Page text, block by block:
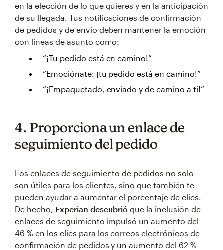
en la elección de lo que quieres y en la anticipación
de su llegada. Tus notificaciones de confirmación
de pedidos y de envío deben mantener la emoción
con líneas de asunto como:
“¡Tu pedido está en camino!”
“Emociónate: ¡tu pedido está en camino!”
“¡Empaquetado, enviado y de camino a ti!”
4. Proporciona un enlace de
seguimiento del pedido
Los enlaces de seguimiento de pedidos no solo
son útiles para los clientes, sino que también te
pueden ayudar a aumentar el porcentaje de clics.
De hecho, Experian descubrió que la inclusión de
enlaces de seguimiento impulsó un aumento del
46 % en los clics para los correos electrónicos de
confirmación de pedidos y un aumento del 62 %